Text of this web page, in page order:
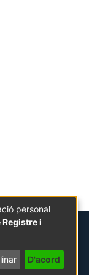
personal
i
D'acord